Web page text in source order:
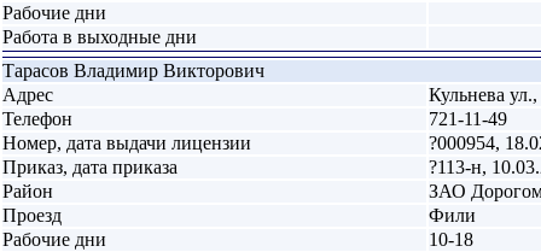
Рабочие дни
Работа в выходные дни
Тарасов Владимир Викторович
Адрес
Кульнева ул.,
Телефон
721-11-49
Номер, дата выдачи лицензии
?000954,
Приказ, дата приказа
?113-н,
Район
ЗАО
Проезд
Фили
Рабочие дни
10-18